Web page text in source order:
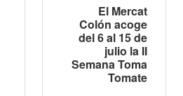
El Mercat
Colón acoge
del 6 al 15 de
julio la II
Semana Toma
Tomate